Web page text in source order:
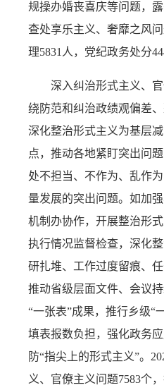
规操办婚丧喜庆等问题，
查处享乐主义、奢靡之风
理5831人，党纪政务处分
深入纠治形式主义、官
绕防范和纠治政绩观偏差
深化整治形式主义为基层
点，推动各地紧盯突出问
处不担当、不作为、乱作
量发展的突出问题。如加
机制办协作，开展整治形
执行情况监督检查，深化
研扎堆、工作过度留痕、
推动省级层面文件、会议
“一张表”成果，推行乡级“
填表报数负担，强化政务
防“指尖上的形式主义”。
义、官僚主义问题7583个